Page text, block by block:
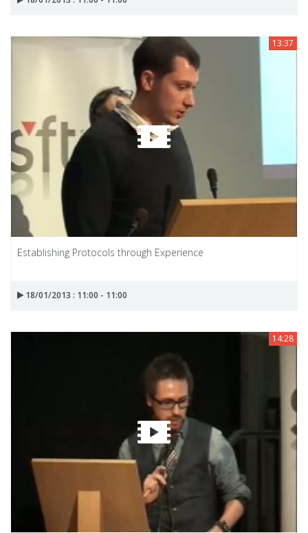
13:37
Establishing Protocols through Experience
18/01/2013 : 11:00 - 11:00
14:28